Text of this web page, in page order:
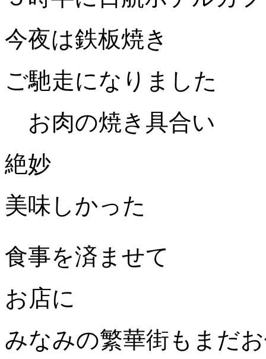
今夜は鉄板焼き
ご馳走になりました
お肉の焼き具合い
絶妙
美味しかった
食事を済ませて
お店に
みなみの繁華街もまだ